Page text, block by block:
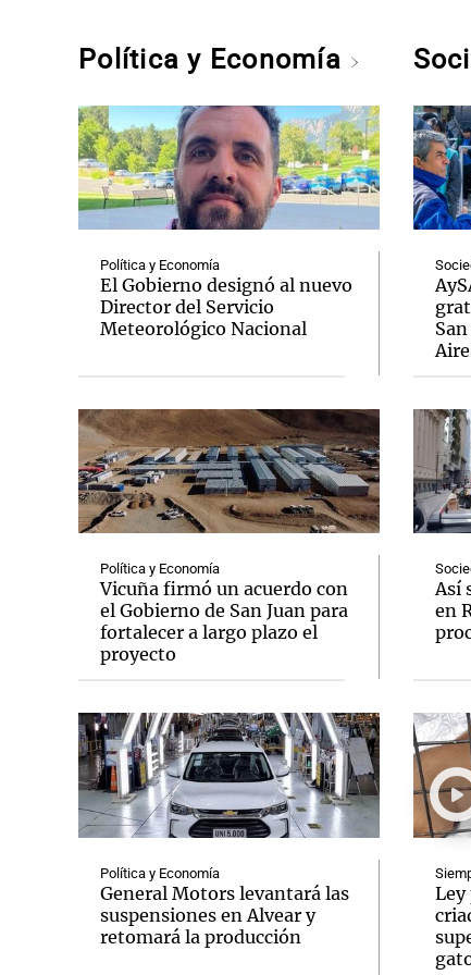
Política y Economía
Política y Economía
El Gobierno designó al nuevo
Director del Servicio
Meteorológico Nacional
Política y Economía
Vicuña firmó un acuerdo con
el Gobierno de San Juan para
fortalecer a largo plazo el
proyecto
Política y Economía
General Motors levantará las
suspensiones en Alvear y
retomará la producción
Así
en
Ley
Notas